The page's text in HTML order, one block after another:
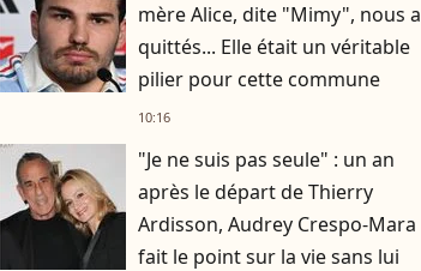
mère Alice, dite "Mimy", nous a
quittés... Elle était un véritable
pilier pour cette commune
10:16
"Je ne suis pas seule" : un an
après le départ de Thierry
Ardisson, Audrey Crespo-Mara
fait le point sur la vie sans lui